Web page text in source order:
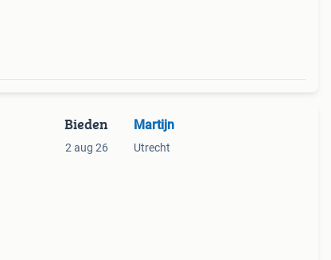
Bieden
2 aug 26
Martijn
Utrecht